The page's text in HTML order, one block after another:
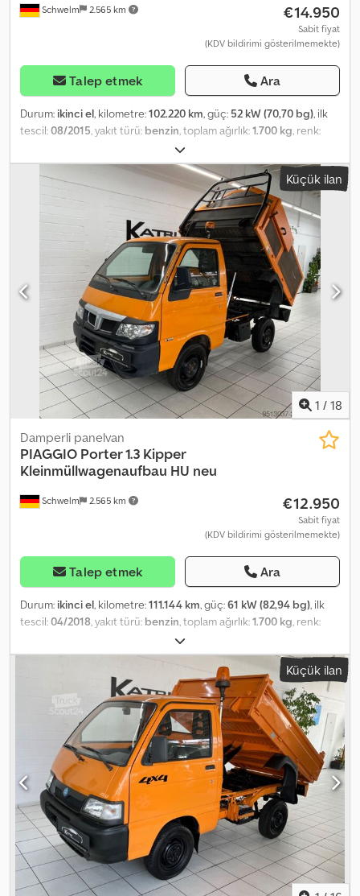
Schwelm 2.565 km €14.950
Sabit fiyat
(KDV bildirimi gösterilmemekte)
Talep etmek Ara
Durum: ikinci el, kilometre:102.220 km, güç: 52 kW (70,70 bg), ilk
tescil:08/2015, yakıt türü: benzin, toplam ağırlık:1.700 kg, renk:
, emisyon sınıfı:
toplam uzunluk:3.565 mm, toplam genişlik:1.460 mm, toplam
yükseklik:1.800 mm , Donanım:ABS, her tahrikli, Araç Numarası: 27
* Sigara içilmemiş araç * İlk sahibi ---- Cedjzq Eu Espfx Ai Isha *
Dört çeker 4x4 * Hidrolik direksiyon * ABS * Frenli çekme yükü
750 kg * Muayenesi yeni * Periyodik bakımı yeni * HSN (2.1) 7872 *
TSN (2.2) AKG ---- İsteğiniz üzerine bir serviste test sürüşü ve araç
gösterimi yapılabilir. ----96 aya kadar, peşinatsız, cazip koşullarda
finansman imkanı mevcuttur!!!! ---- Mevcut aracınızı peşinat olarak
kabul ederiz! ---- Hatalar, yazım hataları ve önceden satış
konularında değişiklik yapma hakkımız saklıdır... ---- 30 yılı aşkın
deneyime sahip otomobil firmamızdan kaliteli ikinci el araçlar!!! ----
Çalışma saatleri: Pazartesi-Cuma 10:00 - 18:00 ve Cumartesi 10:00 -
14:00
Küçük ilan
1 / 18
Schwelm 2.565 km
Damperli panelvan
PIAGGIO Porter 1.3 Kipper
Kleinmüllwagenaufbau HU neu
€12.950
Sabit fiyat
(KDV bildirimi gösterilmemekte)
Talep etmek Ara
Durum: ikinci el, kilometre:111.144 km, güç:61 kW (82,94 bg), ilk
tescil:04/2018, yakıt türü: benzin, toplam ağırlık:1.700 kg, renk:
, emisyon sınıfı:
toplam uzunluk:3.565 mm, toplam genişlik:1.460 mm, toplam
ABS, elektronik denge programı
, * Sigara içilmeyen araç * Damperli kasa ---- * Hidrolik
direksiyon * ABS * EURO 6 * Çevre etiketi 4 (Yeşil) * Yeni araç
muayenesi * Yeni bakım * HSN (2.1) 4013 * TSN (2.2) AKQ ---- İsteğe
bağlı olarak, seçtiğiniz bir atölyede test sürüşü ve gösterim imkanı
bulunmaktadır. ----96 aya kadar finansman, peşinat ödemeden
cazip koşullarda mevcuttur!!!! Chodpfxjzq Emze Ai Ija ---- Mevcut
aracınızı peşinat olarak almaktan memnuniyet duyarız! ---- Hatalar,
yazım yanlışları ve önceden satış ihtimali saklıdır... ---- 30 yılı aşkın
deneyime sahip bir otomobil satış mağazasından kaliteli ikinci el
araçlar!!! ----Çalışma saatleri: Pazartesi-Cuma 10:00 - 18:00 ve
Cumartesi 10:00 - 14:00
Küçük ilan